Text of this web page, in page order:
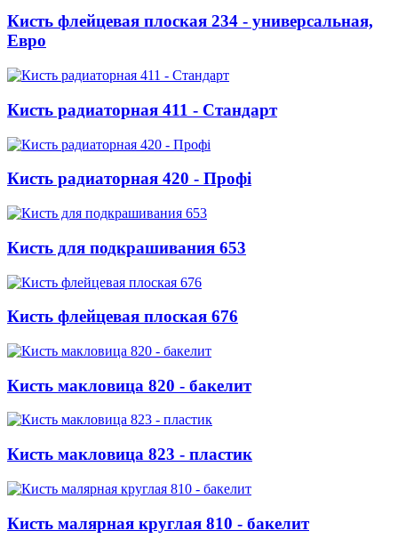
Кисть флейцевая плоская 234 - универсальная,
Евро
Кисть радиаторная 411 - Стандарт
Кисть радиаторная 420 - Профі
Кисть для подкрашивания 653
Кисть флейцевая плоская 676
Кисть макловица 820 - бакелит
Кисть макловица 823 - пластик
Кисть малярная круглая 810 - бакелит